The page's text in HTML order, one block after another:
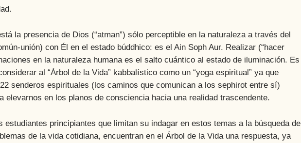
de Dios (“atman”) sólo perceptible en la naturaleza a través del
unión) con Él en el estado búddhico: es el Ain Soph Aur. Realizar (“hacer
en la naturaleza humana es el salto cuántico al estado de iluminación. Es
al “Árbol de la Vida” kabbalístico como un “yoga espiritual” ya que
senderos espirituales (los caminos que comunican a los sephirot entre sí)
elevarnos en los planos de consciencia hacia una realidad trascendente.
principiantes que limitan su indagar en estos temas a la búsqueda de
de la vida cotidiana, encuentran en el Árbol de la Vida una respuesta, ya